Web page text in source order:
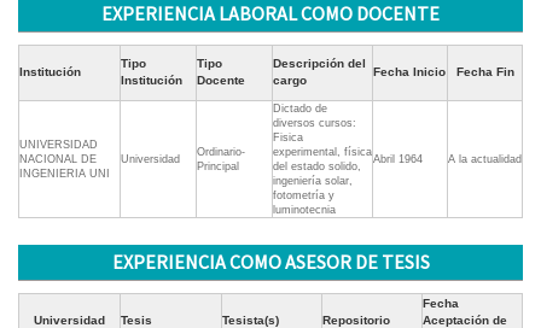
EXPERIENCIA LABORAL COMO DOCENTE
Institución
Tipo
Institución
Tipo
Docente
Descripción del
cargo
Fecha Inicio Fecha Fin
UNIVERSIDAD
NACIONAL DE
INGENIERIA UNI
Universidad
Ordinario-
Principal
Dictado de
diversos cursos:
Fisica
experimental, física
del estado solido,
ingeniería solar,
fotometría y
luminotecnia
Abril 1964 A la actualidad
EXPERIENCIA COMO ASESOR DE TESIS
Universidad Tesis Tesista(s) Repositorio
Fecha
Aceptación de